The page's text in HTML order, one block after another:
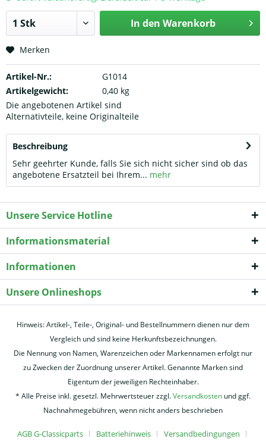
In den Warenkorb
Merken
Artikel-Nr.:
G1014
Artikelgewicht:
0,40 kg
Die angebotenen Artikel sind
Alternativteile, keine Originalteile
Beschreibung
Sehr geehrter Kunde, falls Sie sich nicht sicher sind ob das
angebotene Ersatzteil bei Ihrem... mehr
Unsere Service Hotline
Informationsmaterial
Informationen
Unsere Onlineshops
Hinweis: Artikel-, Teile-, Original- und Bestellnummern dienen nur dem
Vergleich und sind keine Herkunftsbezeichnungen.
Die Nennung von Namen, Warenzeichen oder Markennamen erfolgt nur
zu Zwecken der Zuordnung unserer Artikel. Genannte Marken sind
Eigentum der jeweiligen Rechteinhaber.
* Alle Preise inkl. gesetzl. Mehrwertsteuer zzgl.Versandkosten und ggf.
Nachnahmegebühren, wenn nicht anders beschrieben
AGB G-Classicparts Batteriehinweis Versandbedingungen